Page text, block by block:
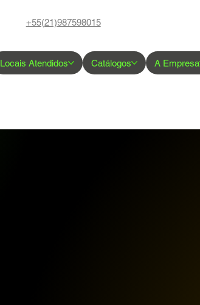
Locais Atendidos Catálogos A Empresa
+55(21)987598015